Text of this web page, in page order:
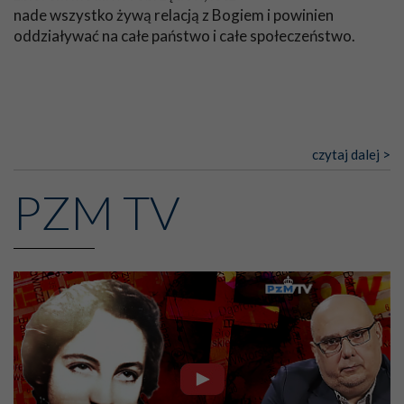
Najbardziej wszakże niebezpiecznym jest ów naturalizm,
że będą mogli ustrzec młodzież przed
naturalnych środków, jakimi są lekkomyślne
uświadomienie i prewencyjne pouczenie dla wszystkich
ją, jak powiadają, do nich przyzwyczaić i jak gdyby
zahartować dusze przeciw tego rodzaju
niebezpieczeństwom.
Bardzo oni błądzą, nie chcąc uznać przyrodzonej
ułomności natury ludzkiej i prawa, o którym mówił
nade wszystko żywą relacją z Bogiem i powinien
oddziaływać na całe państwo i całe społeczeństwo.
czytaj dalej >
PZM TV